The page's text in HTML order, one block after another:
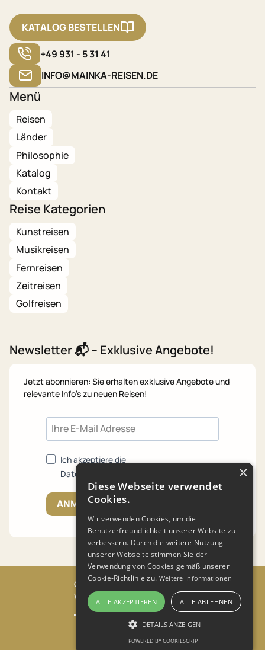
KATALOG BESTELLEN
+49 931 - 5 31 41
INFO@MAINKA-REISEN.DE
Menü
Reisen
Länder
Philosophie
Katalog
Kontakt
Reise Kategorien
Kunstreisen
Musikreisen
Fernreisen
Zeitreisen
Golfreisen
Newsletter 📬 – Exklusive Angebote!
Jetzt abonnieren: Sie erhalten exklusive Angebote und
relevante Info's zu neuen Reisen!
Ich akzeptiere die
Datenschutzrichtlinien.
ANMELDEN
© 2023 Mainka Reisen GmbH
Webdesign von
Reisebedingungen
Impressum
×
Diese Webseite verwendet
Cookies.
Wir verwenden Cookies, um die
Benutzerfreundlichkeit unserer Website zu
verbessern. Durch die weitere Nutzung
unserer Webseite stimmen Sie der
Verwendung von Cookies gemäß unserer
Cookie-Richtlinie zu. Weitere Informationen
ALLE AKZEPTIEREN ALLE ABLEHNEN
DETAILS ANZEIGEN
POWERED BY COOKIESCRIPT